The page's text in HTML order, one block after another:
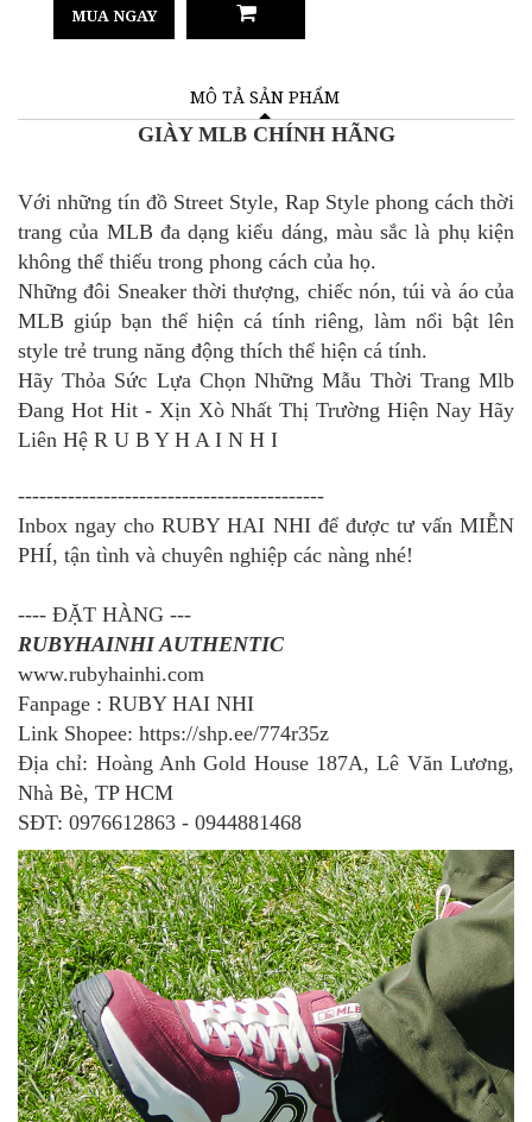
MUA NGAY
MÔ TẢ SẢN PHẨM
GIÀY MLB CHÍNH HÃNG
Với những tín đồ Street Style, Rap Style phong cách thời
trang của MLB đa dạng kiểu dáng, màu sắc là phụ kiện
không thể thiếu trong phong cách của họ.
Những đôi Sneaker thời thượng, chiếc nón, túi và áo của
MLB giúp bạn thể hiện cá tính riêng, làm nổi bật lên
style trẻ trung năng động thích thể hiện cá tính.
Hãy Thỏa Sức Lựa Chọn Những Mẫu Thời Trang Mlb
Đang Hot Hit - Xịn Xò Nhất Thị Trường Hiện Nay Hãy
Liên Hệ R U B Y H A I N H I
-------------------------------------------
Inbox ngay cho RUBY HAI NHI để được tư vấn MIỄN
PHÍ, tận tình và chuyên nghiệp các nàng nhé!
---- ĐẶT HÀNG ---
RUBYHAINHI AUTHENTIC
www.rubyhainhi.com
Fanpage : RUBY HAI NHI
Link Shopee: https://shp.ee/774r35z
Địa chỉ: Hoàng Anh Gold House 187A, Lê Văn Lương,
Nhà Bè, TP HCM
SĐT: 0976612863 - 0944881468